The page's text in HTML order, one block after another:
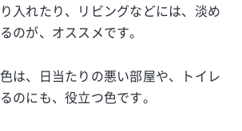
入れたり、リビングなどには、淡め
のが、オススメです。
は、日当たりの悪い部屋や、トイレ
のにも、役立つ色です。